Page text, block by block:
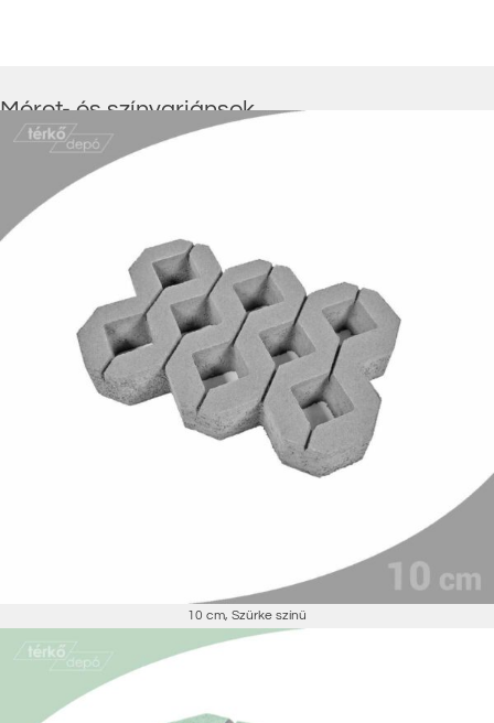
Méret- és színvariánsok
10 cm, Szürke színű